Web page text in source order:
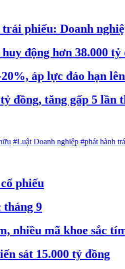
phiếu: Doanh
động hơn 38.000 tỷ
áp lực đáo hạn
đồng, tăng gấp 5 lần
#Luật Doanh nghiệp #phát hành
phiếu
9
nhiều mã khoe sắc
sát 15.000 tỷ đồng